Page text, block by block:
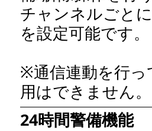
チャンネルごと
を設定可能です。
※通信連動を行っ
用はできません。
24時間警備機能